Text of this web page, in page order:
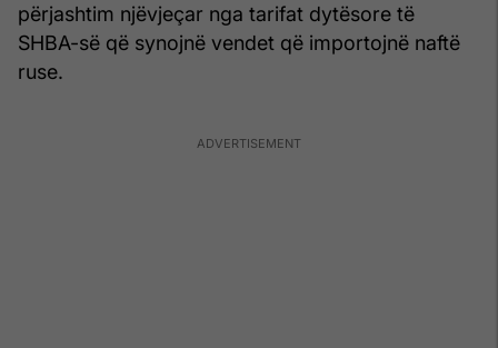
përjashtim njëvjeçar nga tarifat dytësore të
SHBA-së që synojnë vendet që importojnë naftë
ruse.